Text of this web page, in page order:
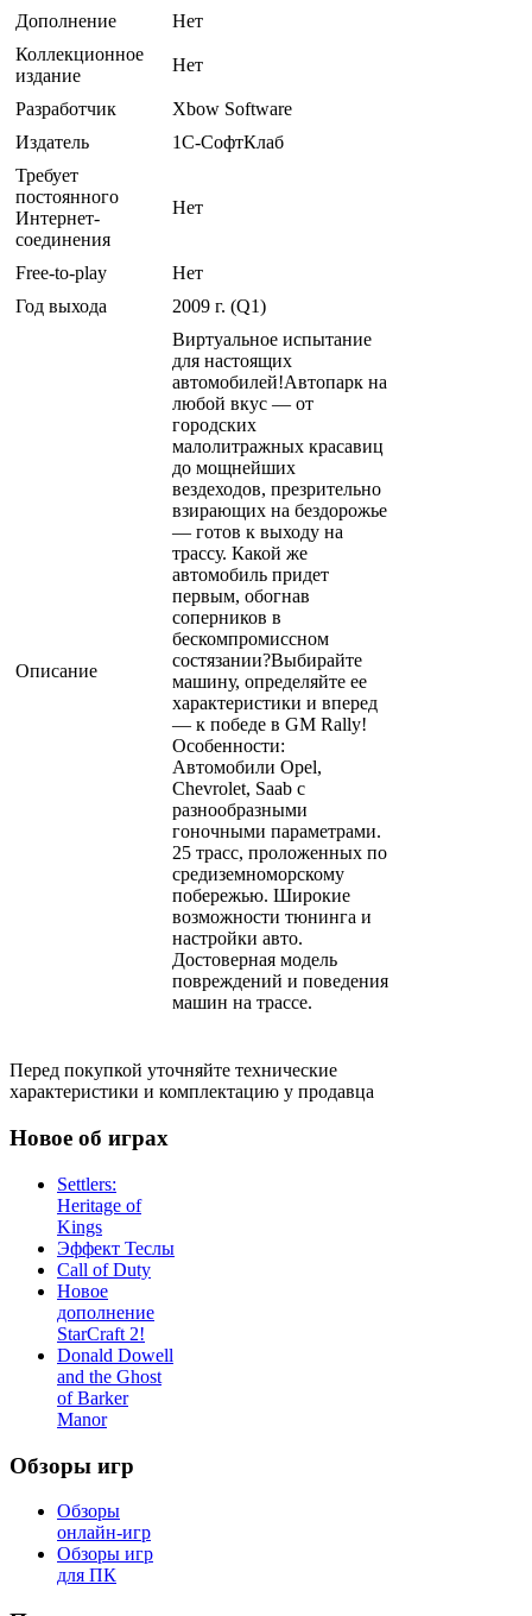
Дополнение
Нет
Коллекционное
издание
Нет
Разработчик
Xbow Software
Издатель
1С-СофтКлаб
Требует
постоянного
Интернет-
соединения
Нет
Free-to-play
Нет
Год выхода
2009 г. (Q1)
Описание
Виртуальное испытание
для настоящих
автомобилей!Автопарк на
любой вкус — от
городских
малолитражных красавиц
до мощнейших
вездеходов, презрительно
взирающих на бездорожье
— готов к выходу на
трассу. Какой же
автомобиль придет
первым, обогнав
соперников в
бескомпромиссном
состязании?Выбирайте
машину, определяйте ее
характеристики и вперед
— к победе в GM Rally!
Особенности:
Автомобили Opel,
Chevrolet, Saab с
разнообразными
гоночными параметрами.
25 трасс, проложенных по
cредиземноморскому
побережью. Широкие
возможности тюнинга и
настройки авто.
Достоверная модель
повреждений и поведения
машин на трассе.
Перед покупкой уточняйте технические
характеристики и комплектацию у продавца
Новое об играх
Settlers:
Heritage of
Kings
Эффект Теслы
Call of Duty
Новое
дополнение
StarCraft 2!
Donald Dowell
and the Ghost
of Barker
Manor
Обзоры игр
Обзоры
онлайн-игр
Обзоры игр
для ПК